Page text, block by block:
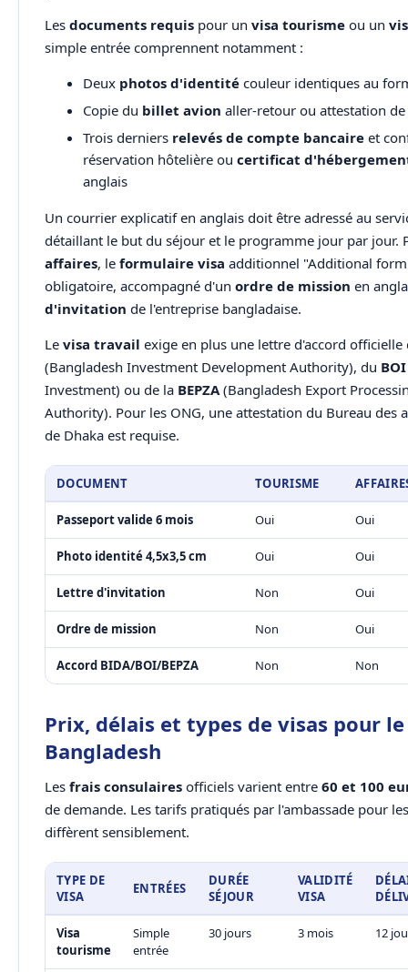
Les documents requis pour un visa tourisme ou un
simple entrée comprennent notamment :
Deux photos d'identité couleur identiques au
Copie du billet avion aller-retour ou attestation
Trois derniers relevés de compte bancaire et
réservation hôtelière ou certificat
anglais
Un courrier explicatif en anglais doit être adressé au
détaillant le but du séjour et le programme jour par jour.
affaires, le formulaire visa additionnel "Additional
obligatoire, accompagné d'un ordre de mission en
d'invitation de l'entreprise bangladaise.
Le visa travail exige en plus une lettre d'accord
(Bangladesh Investment Development Authority), du BOI
Investment) ou de la BEPZA(Bangladesh Export
Authority). Pour les ONG, une attestation du Bureau des
de Dhaka est requise.
DOCUMENT TOURISME
Passeport valide 6 mois Oui Oui
Photo identité 4,5x3,5 cm Oui Oui
Lettre d'invitation Non Oui
Ordre de mission Non Oui
Accord BIDA/BOI/BEPZA Non Non
Prix, délais et types de visas pour le
Bangladesh
Les frais consulaires officiels varient entre 60 et 100
de demande. Les tarifs pratiqués par l'ambassade pour
diffèrent sensiblement.
TYPE DE
VISA
ENTRÉES
DURÉE
SÉJOUR
VALIDITÉ
VISA
Visa
tourisme
Simple
entrée
30 jours 3 mois 12